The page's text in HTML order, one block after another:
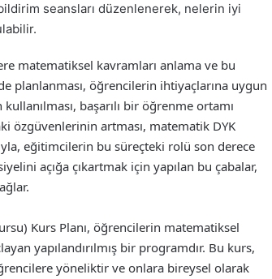
seansları düzenlenerek, nelerin iyi
matematiksel kavramları anlama ve bu
planlanması, öğrencilerin ihtiyaçlarına uygun
başarılı bir öğrenme ortamı
özgüvenlerinin artması, matematik DYK
eğitimcilerin bu süreçteki rolü son derece
açığa çıkartmak için yapılan bu çabalar,
Kurs Planı, öğrencilerin matematiksel
yapılandırılmış bir programdır. Bu kurs,
yöneliktir ve onlara bireysel olarak